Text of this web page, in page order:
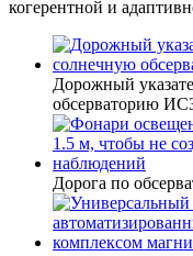
когерентной и
Дорожный
обсерваторию
Дорога по